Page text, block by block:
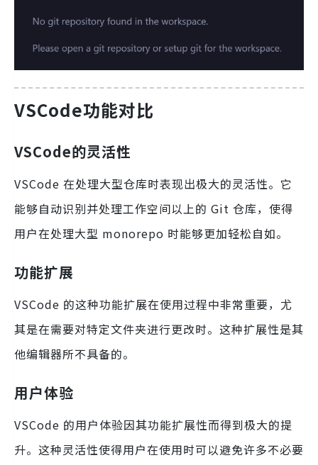
VSCode功能对比
VSCode的灵活性
VSCode 在处理大型仓库时表现出极大的灵活性。它
能够自动识别并处理工作空间以上的 Git 仓库，使得
用户在处理大型 monorepo 时能够更加轻松自如。
功能扩展
VSCode 的这种功能扩展在使用过程中非常重要，尤
其是在需要对特定文件夹进行更改时。这种扩展性是其
他编辑器所不具备的。
用户体验
VSCode 的用户体验因其功能扩展性而得到极大的提
升。这种灵活性使得用户在使用时可以避免许多不必要